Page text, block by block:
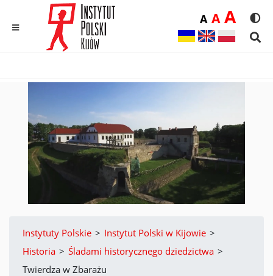
ADomyślna
AŚrednia
A
Instytuty Polskie > Instytut Polski w Kijowie >
Historia > Śladami historycznego dziedzictwa >
Twierdza w Zbarażu